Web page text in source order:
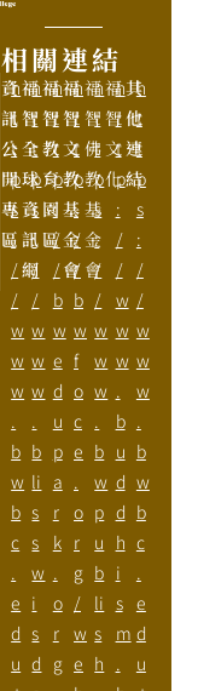
相關連結
資
訊
公
開
專
區
h
t
t
p
s
:
/
/
w
w
w
.
b
w
b
c
.
e
d
u
福
智
全
球
資
訊
網
h
t
t
p
s
:
/
/
w
w
w
.
b
li
s
s
w
i
s
d
福
智
教
育
園
區
h
t
t
p
:
/
/
b
w
e
d
u
p
a
r
k
.
o
r
g
福
智
文
教
基
金
會
h
t
t
p
:
/
/
b
w
f
o
c
e
.
o
r
g
/
w
e
福
智
佛
教
基
金
會
h
t
t
p
s
:
/
/
w
w
w
.
b
w
p
u
b
li
s
h
福
智
文
化
h
t
t
p
:
/
/
w
w
w
.
b
u
d
d
h
i
s
m
.
其
他
連
結
h
t
t
p
s
:
/
/
w
w
w
.
b
w
b
c
.
e
d
u